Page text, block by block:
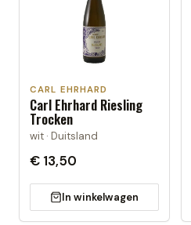
CARL EHRHARD
Carl Ehrhard Riesling
Trocken
wit · Duitsland
€ 13,50
In winkelwagen